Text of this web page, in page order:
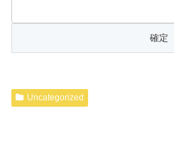
Uncategorized